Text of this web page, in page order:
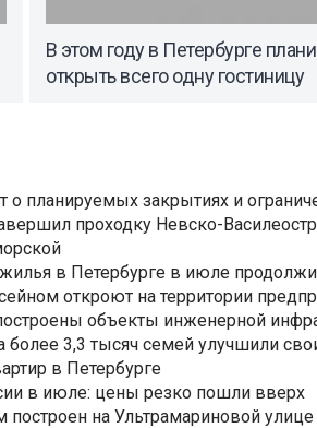
В этом году в Петербурге
открыть всего одну гостиницу
о планируемых закрытиях и
проходку Невско-
в Петербурге в июле
откроют на территории
объекты инженерной
более 3,3 тысяч семей улучшили
в Петербурге
в июле: цены резко пошли вверх
построен на Ультрамариновой